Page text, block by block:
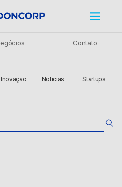
Contato
Inovação Noticias Startups